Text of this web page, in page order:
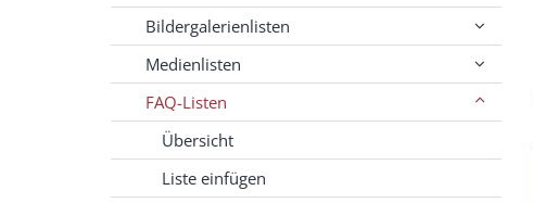
Bildergalerienlisten
Medienlisten
FAQ-Listen
Übersicht
Liste einfügen